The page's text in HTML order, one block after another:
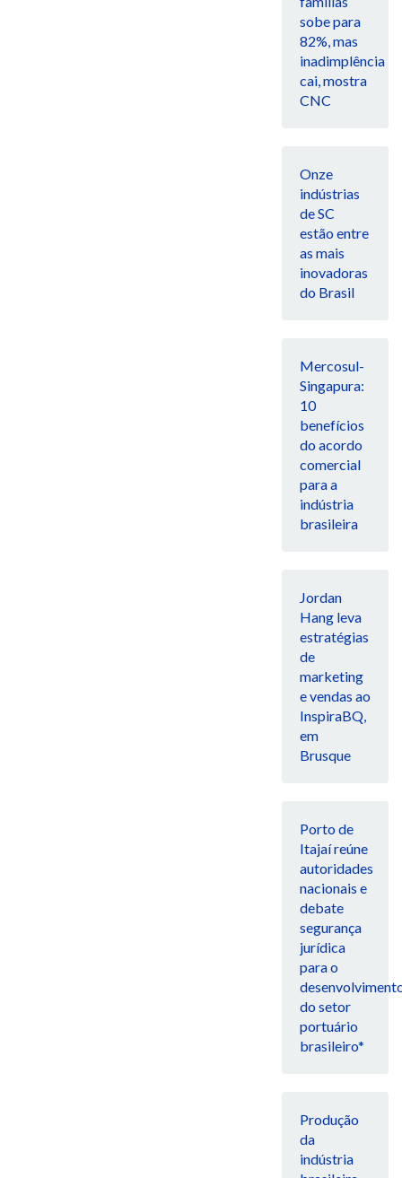
sobe para
82%, mas
inadimplência
cai, mostra
CNC
Onze
indústrias
de SC
estão entre
as mais
inovadoras
do Brasil
Mercosul-
Singapura:
10
benefícios
do acordo
comercial
para a
indústria
brasileira
Jordan
Hang leva
estratégias
de
marketing
e vendas ao
InspiraBQ,
em
Brusque
Porto de
Itajaí reúne
autoridades
nacionais e
debate
segurança
jurídica
para o
do setor
portuário
brasileiro*
Produção
da
indústria